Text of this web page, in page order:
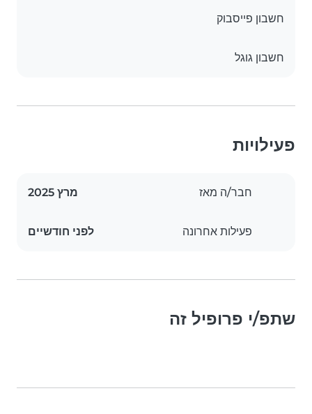
חשבון פייסבוק
חשבון גוגל
פעילויות
חבר/ה מאז מרץ 2025
פעילות אחרונה לפני חודשיים
שתפ/י פרופיל זה